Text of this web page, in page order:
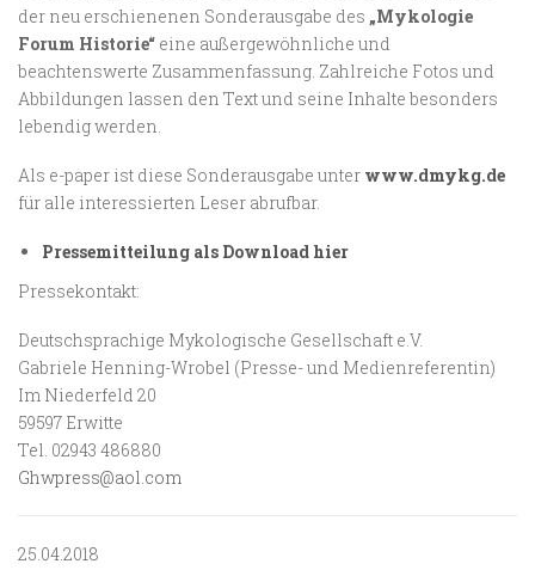
der neu erschienenen Sonderausgabe des „Mykologie
Forum Historie“ eine außergewöhnliche und
beachtenswerte Zusammenfassung. Zahlreiche Fotos und
Abbildungen lassen den Text und seine Inhalte besonders
lebendig werden.
Als e-paper ist diese Sonderausgabe unter www.dmykg.de
für alle interessierten Leser abrufbar.
Pressemitteilung als Download hier
Pressekontakt:
Deutschsprachige Mykologische Gesellschaft e.V.
Gabriele Henning-Wrobel (Presse- und Medienreferentin)
Im Niederfeld 20
59597 Erwitte
Tel. 02943 486880
Ghwpress@aol.com
25.04.2018